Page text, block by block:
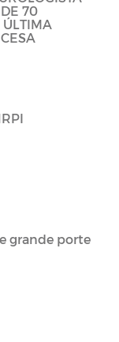
70
ÚLTIMA
grande porte